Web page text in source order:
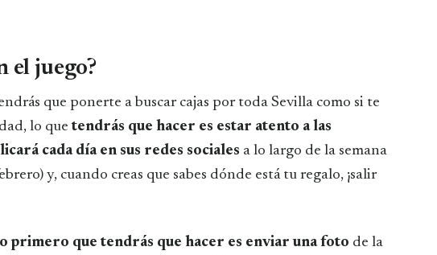
el juego?
que ponerte a buscar cajas por toda Sevilla como si te
lo quetendrás que hacer es estar atento a las
cada día en sus redes sociales a lo largo de la semana
y, cuando creas que sabes dónde está tu regalo, ¡salir
primero que tendrás que hacer es enviar una foto de la